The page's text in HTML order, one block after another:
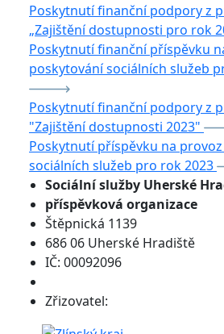
Poskytnutí finanční podpory z
„Zajištění dostupnosti pro rok
Poskytnutí finanční příspěvku
poskytování sociálních služeb
Poskytnutí finanční podpory z
"Zajištění dostupnosti 2023"
Poskytnutí příspěvku na
sociálních služeb pro rok 2023
Sociální služby Uherské
příspěvková organizace
Štěpnická 1139
686 06 Uherské Hradiště
IČ: 00092096
Zřizovatel: